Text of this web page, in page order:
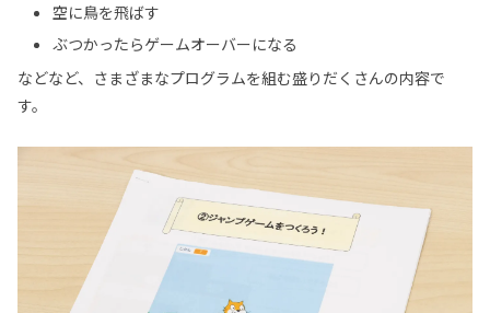
空に鳥を飛ばす
ぶつかったらゲームオーバーになる
などなど、さまざまなプログラムを組む盛りだくさんの内容で
す。